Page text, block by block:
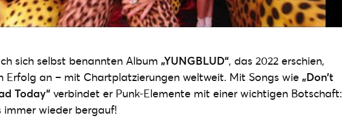
sich selbst benannten Album „YUNGBLUD“, das 2022 erschien,
Erfolg an – mit Chartplatzierungen weltweit. Mit Songs wie „Don’t
Today“ verbindet er Punk-Elemente mit einer wichtigen Botschaft:
immer wieder bergauf!